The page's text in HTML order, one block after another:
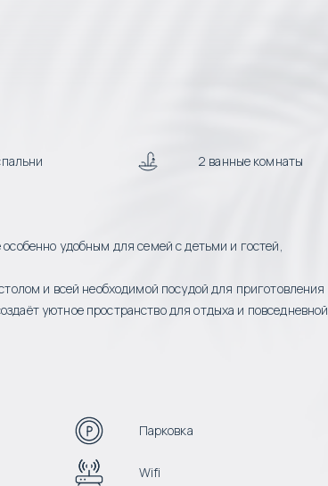
2 ванные комнаты
удобным для семей с детьми и гостей,
и всей необходимой посудой для приготовления
уютное пространство для отдыха и повседневной
Парковка
Wifi